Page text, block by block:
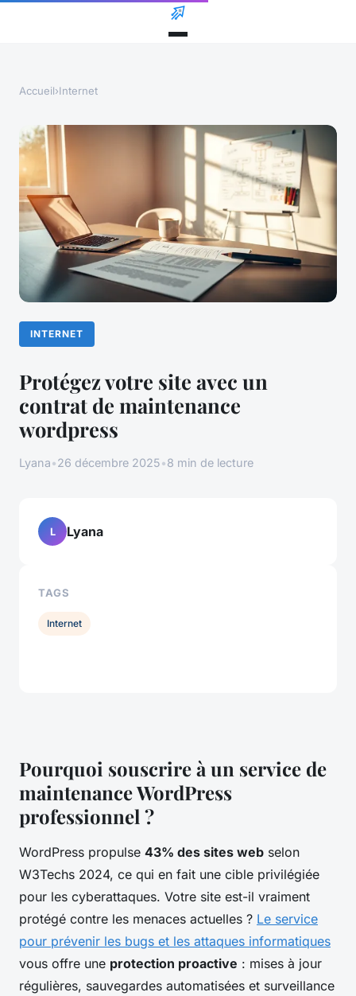
Accueil›Internet
INTERNET
Protégez votre site avec un
contrat de maintenance
wordpress
Lyana•26 décembre 2025•8 min de lecture
Pourquoi souscrire à un service de
maintenance WordPress
professionnel ?
WordPress propulse 43% des sites web selon
W3Techs 2024, ce qui en fait une cible privilégiée
pour les cyberattaques. Votre site est-il vraiment
protégé contre les menaces actuelles ? Le service
pour prévenir les bugs et les attaques informatiques
vous offre une protection proactive : mises à jour
régulières, sauvegardes automatisées et surveillance
L Lyana
TAGS
Internet